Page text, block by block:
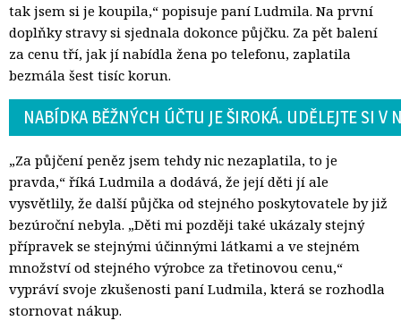
tak jsem si je koupila,“ popisuje paní Ludmila. Na první
doplňky stravy si sjednala dokonce půjčku. Za pět balení
za cenu tří, jak jí nabídla žena po telefonu, zaplatila
bezmála šest tisíc korun.
NABÍDKA BĚŽNÝCH ÚČTU JE ŠIROKÁ. UDĚLEJTE SI V
„Za půjčení peněz jsem tehdy nic nezaplatila, to je
pravda,“ říká Ludmila a dodává, že její děti jí ale
vysvětlily, že další půjčka od stejného poskytovatele by již
bezúroční nebyla. „Děti mi později také ukázaly stejný
přípravek se stejnými účinnými látkami a ve stejném
množství od stejného výrobce za třetinovou cenu,“
vypráví svoje zkušenosti paní Ludmila, která se rozhodla
stornovat nákup.